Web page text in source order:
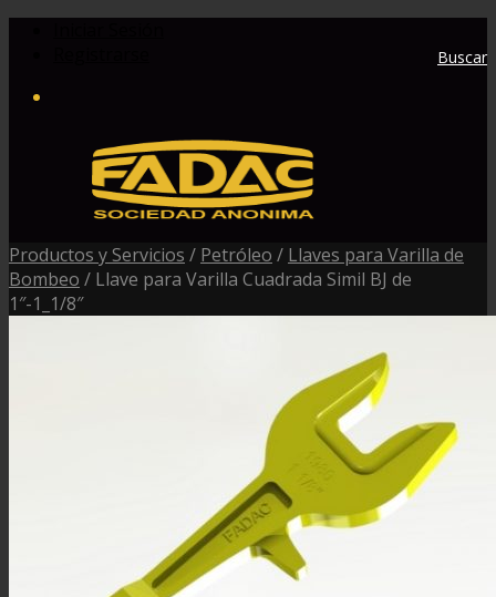
Buscar
Productos y Servicios / Petróleo / Llaves para Varilla de
Bombeo / Llave para Varilla Cuadrada Simil BJ de
1″-1_1/8″